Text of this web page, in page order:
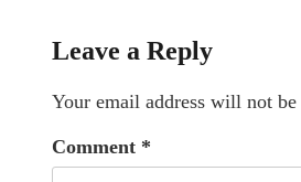
Leave a Reply
Your email address will not be
Comment *